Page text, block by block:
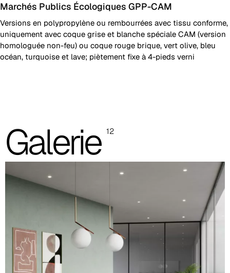
Marchés Publics Écologiques GPP-CAM
Versions en polypropylène ou rembourrées avec tissu conforme,
uniquement avec coque grise et blanche spéciale CAM (version
homologuée non-feu) ou coque rouge brique, vert olive, bleu
océan, turquoise et lave; piètement fixe à 4-pieds verni
Châssis en polypropylène avec assise et dossier rembourrés
Les images et les références des codes couleur sont indicatives,
il est toujours recommandé de consulter le nuancier avec les
Coque en polypropylène (images et référence des
couleurs indicatives)
RAL 9003
Tourterelle
RAL 1019
Galerie 12